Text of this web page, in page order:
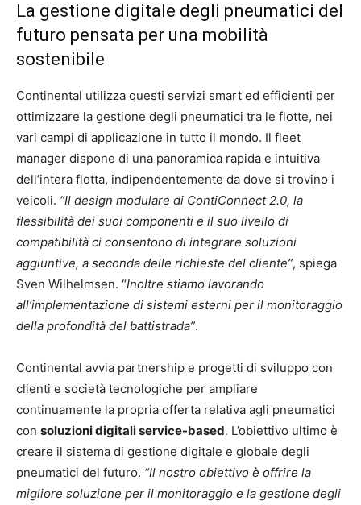
La gestione digitale degli pneumatici del
futuro pensata per una mobilità
sostenibile
Continental utilizza questi servizi smart ed efficienti per
ottimizzare la gestione degli pneumatici tra le flotte, nei
vari campi di applicazione in tutto il mondo. Il fleet
manager dispone di una panoramica rapida e intuitiva
dell’intera flotta, indipendentemente da dove si trovino i
veicoli. “Il design modulare di ContiConnect 2.0, la
flessibilità dei suoi componenti e il suo livello di
compatibilità ci consentono di integrare soluzioni
aggiuntive, a seconda delle richieste del cliente”, spiega
Sven Wilhelmsen. “Inoltre stiamo lavorando
all’implementazione di sistemi esterni per il monitoraggio
della profondità del battistrada”.
Continental avvia partnership e progetti di sviluppo con
clienti e società tecnologiche per ampliare
continuamente la propria offerta relativa agli pneumatici
con soluzioni digitali service-based. L’obiettivo ultimo è
creare il sistema di gestione digitale e globale degli
pneumatici del futuro. “Il nostro obiettivo è offrire la
migliore soluzione per il monitoraggio e la gestione degli